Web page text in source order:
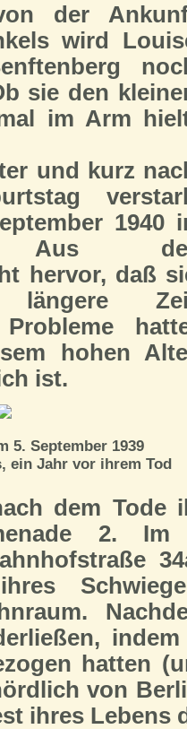
der
wird
sie den
im Arm
und kurz
1940
Aus
hervor, daß
hohen
ist.
5. September 1939
ein Jahr vor ihrem Tod
dem Tode
2.
ihres
hatten
von
ihres Lebens